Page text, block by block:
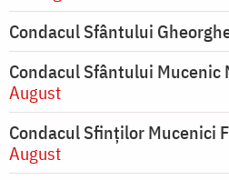
Condacul Sfântului
Condacul Sfântului
August
Condacul Sfinţilor Mucenici
August